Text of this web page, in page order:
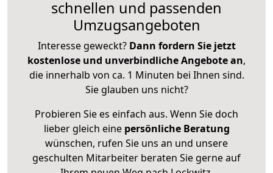
schnellen und passenden
Umzugsangeboten
Interesse geweckt? Dann fordern Sie jetzt
kostenlose und unverbindliche Angebote an,
die innerhalb von ca. 1 Minuten bei Ihnen sind.
Sie glauben uns nicht?
Probieren Sie es einfach aus. Wenn Sie doch
lieber gleich eine persönliche Beratung
wünschen, rufen Sie uns an und unsere
geschulten Mitarbeiter beraten Sie gerne auf